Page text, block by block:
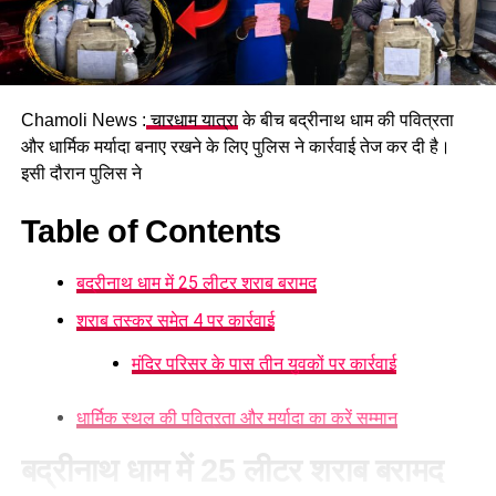
घटना की सूचना मिलने के बाद पुलिस ने मौके पर पहुंचकर हादसे की
जानकारी जुटाई। पुलिस दुर्घटना के कारणों की जांच कर रही है। हादसे के
बाद मृतक के परिवार और साथ आए श्रद्धालुओं में शोक का माहौल है।
Chamoli News : चारधाम यात्राके बीच बद्रीनाथ धाम की पवित्रता
और धार्मिक मर्यादा बनाए रखने के लिए पुलिस ने कार्रवाई तेज कर दी है।
इसी दौरान पुलिस ने
Table of Contents
बद्रीनाथ धाम में 25 लीटर शराब बरामद
शराब तस्कर समेत 4 पर कार्रवाई
मंदिर परिसर के पास तीन युवकों पर कार्रवाई
धार्मिक स्थल की पवित्रता और मर्यादा का करें सम्मान